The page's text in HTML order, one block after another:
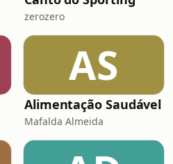
zerozero
AS
Alimentação Saudável
Mafalda Almeida